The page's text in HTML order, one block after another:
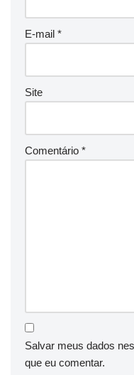
E-mail *
Site
Comentário *
Salvar meus dados
que eu comentar.